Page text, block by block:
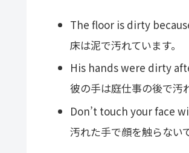
The floor is dirty
床は泥で汚れています。
His hands were dirty
彼の手は庭仕事の後で汚
Don’t touch your face
汚れた手で顔を触らない